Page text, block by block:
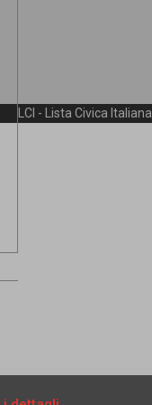
LCI - Lista Civica Italiana